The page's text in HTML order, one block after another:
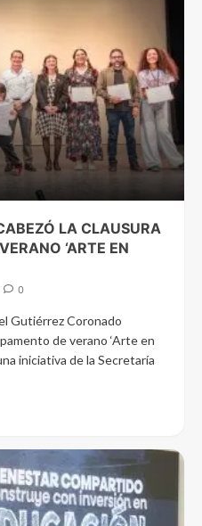
LA CLAUSURA
‘ARTE EN
0
Gutiérrez Coronado
de verano ‘Arte en
iniciativa de la Secretaría